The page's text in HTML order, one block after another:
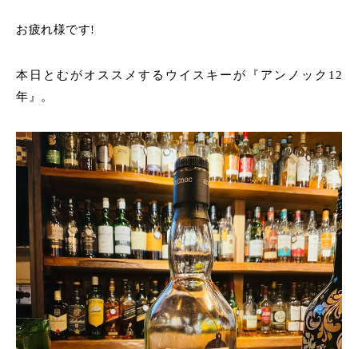
お疲れ様です!
本日とむがオススメするウイスキーが『アンノック12
年』。